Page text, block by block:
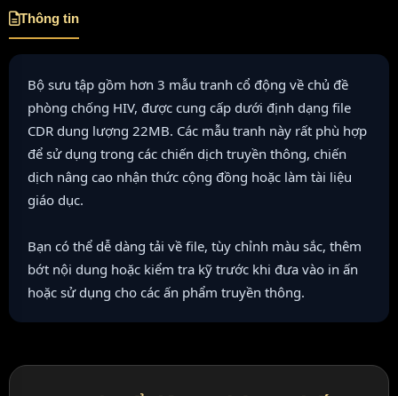
Thông tin
Bộ sưu tập gồm hơn 3 mẫu tranh cổ động về chủ đề
phòng chống HIV, được cung cấp dưới định dạng file
CDR dung lượng 22MB. Các mẫu tranh này rất phù hợp
để sử dụng trong các chiến dịch truyền thông, chiến
dịch nâng cao nhận thức cộng đồng hoặc làm tài liệu
giáo dục.
Bạn có thể dễ dàng tải về file, tùy chỉnh màu sắc, thêm
bớt nội dung hoặc kiểm tra kỹ trước khi đưa vào in ấn
hoặc sử dụng cho các ấn phẩm truyền thông.